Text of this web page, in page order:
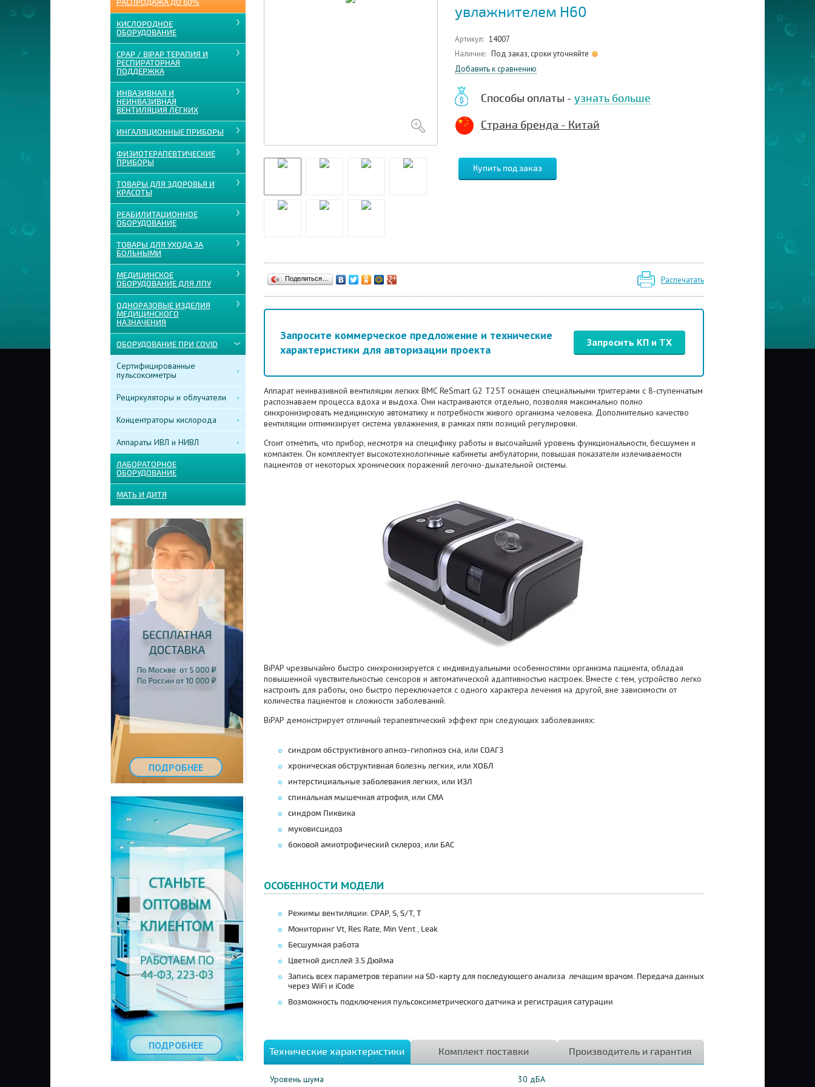
РАСПРОДАЖА ДО 60%
КИСЛОРОДНОЕ
ОБОРУДОВАНИЕ
CPAP / BIPAP ТЕРАПИЯ И
РЕСПИРАТОРНАЯ
ПОДДЕРЖКА
ИНВАЗИВНАЯ И
НЕИНВАЗИВНАЯ
ВЕНТИЛЯЦИЯ ЛЁГКИХ
ИНГАЛЯЦИОННЫЕ ПРИБОРЫ
ФИЗИОТЕРАПЕВТИЧЕСКИЕ
ПРИБОРЫ
ТОВАРЫ ДЛЯ ЗДОРОВЬЯ И
КРАСОТЫ
РЕАБИЛИТАЦИОННОЕ
ОБОРУДОВАНИЕ
ТОВАРЫ ДЛЯ УХОДА ЗА
БОЛЬНЫМИ
МЕДИЦИНСКОЕ
ОБОРУДОВАНИЕ ДЛЯ ЛПУ
ОДНОРАЗОВЫЕ ИЗДЕЛИЯ
МЕДИЦИНСКОГО
НАЗНАЧЕНИЯ
ОБОРУДОВАНИЕ ПРИ COVID
Сертифицированные
пульсоксиметры
Рециркуляторы и облучатели
Концентраторы кислорода
Аппараты ИВЛ и НИВЛ
ЛАБОРАТОРНОЕ
ОБОРУДОВАНИЕ
МАТЬ И ДИТЯ
ПОДРОБНЕЕ
ПОДРОБНЕЕ
увлажнителем H60
Артикул: 14007
Наличие: Под заказ, сроки уточняйте
Добавить к сравнению
Способы оплаты - узнать больше
Страна бренда - Китай
Поделиться… Распечатать
Запросите коммерческое предложение и технические
характеристики для авторизации проекта
Запросить КП и ТХ
Аппарат неинвазивной вентиляции легких BMC ReSmart G2 T25T оснащен специальными триггерами с 8-ступенчатым
распознаваем процесса вдоха и выдоха. Они настраиваются отдельно, позволяя максимально полно
синхронизировать медицинскую автоматику и потребности живого организма человека. Дополнительно качество
вентиляции оптимизирует система увлажнения, в рамках пяти позиций регулировки.
Стоит отметить, что прибор, несмотря на специфику работы и высочайший уровень функциональности, бесшумен и
компактен. Он комплектует высокотехнологичные кабинеты амбулатории, повышая показатели излечиваемости
пациентов от некоторых хронических поражений легочно-дыхательной системы.
BiPAP чрезвычайно быстро синхронизируется с индивидуальными особенностями организма пациента, обладая
повышенной чувствительностью сенсоров и автоматической адаптивностью настроек. Вместе с тем, устройство легко
настроить для работы, оно быстро переключается с одного характера лечения на другой, вне зависимости от
количества пациентов и сложности заболеваний.
BiPAP демонстрирует отличный терапевтический эффект при следующих заболеваниях:
синдром обструктивного апноэ-гипопноэ сна, или СОАГЗ
хроническая обструктивная болезнь легких, или ХОБЛ
интерстициальные заболевания легких, или ИЗЛ
спинальная мышечная атрофия, или СМА
синдром Пиквика
муковисцидоз
боковой амиотрофический склероз, или БАС
ОСОБЕННОСТИ МОДЕЛИ
Режимы вентиляции: CPAP, S, S/T, T
Мониторинг Vt, Res Rate, Min Vent , Leak
Бесшумная работа
Цветной дисплей 3.5 Дюйма
Запись всех параметров терапии на SD-карту для последующего анализа лечащим врачом. Передача данных
через WiFi и iCode
Возможность подключения пульсоксиметрического датчика и регистрация сатурации
Технические характеристики Комплект поставки Производитель и гарантия
Уровень шума 30 дБА